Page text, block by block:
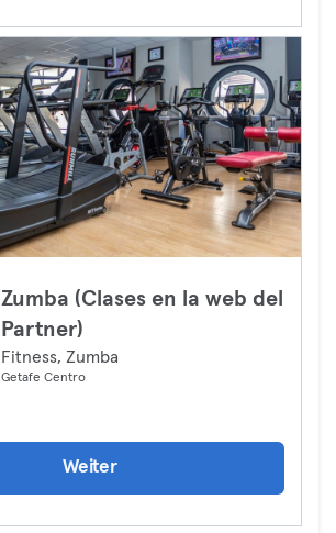
Zumba (Clases en la web del
Partner)
Fitness, Zumba
Getafe Centro
Weiter